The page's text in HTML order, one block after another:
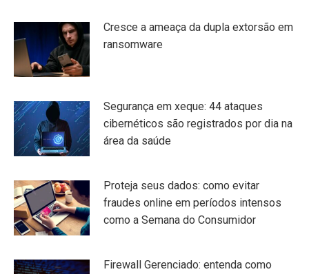
Cresce a ameaça da dupla extorsão em
ransomware
Segurança em xeque: 44 ataques
cibernéticos são registrados por dia na
área da saúde
Proteja seus dados: como evitar
fraudes online em períodos intensos
como a Semana do Consumidor
Firewall Gerenciado: entenda como